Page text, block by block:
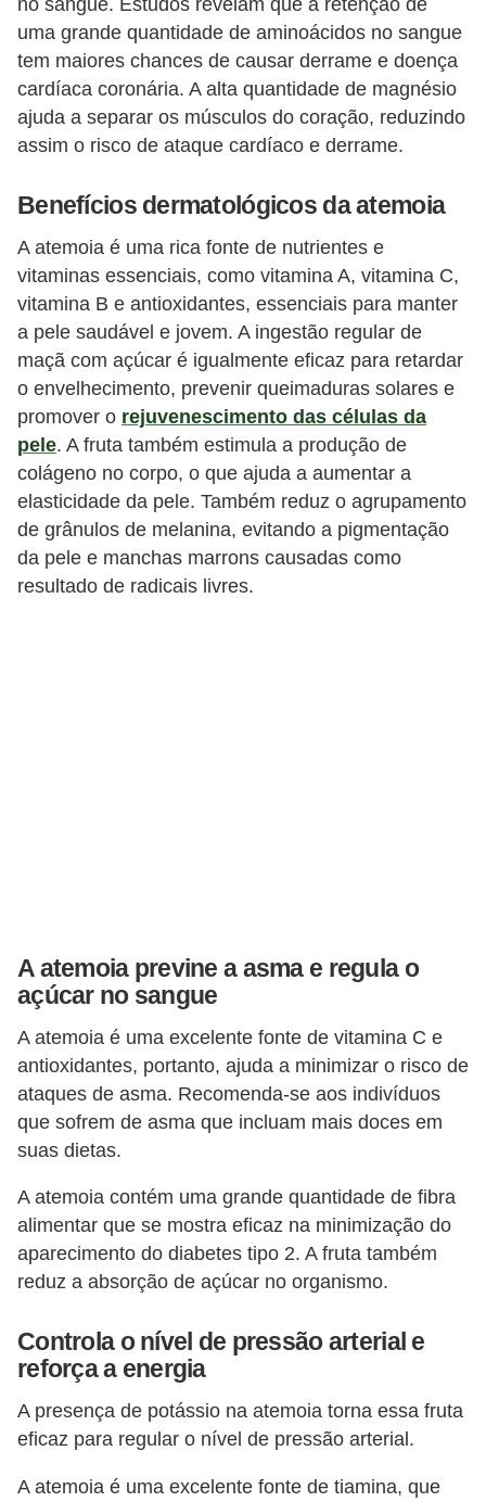
no sangue. Estudos revelam que a retenção de
uma grande quantidade de aminoácidos no sangue
tem maiores chances de causar derrame e doença
cardíaca coronária. A alta quantidade de magnésio
ajuda a separar os músculos do coração, reduzindo
assim o risco de ataque cardíaco e derrame.
Benefícios dermatológicos da atemoia
A atemoia é uma rica fonte de nutrientes e
vitaminas essenciais, como vitamina A, vitamina C,
vitamina B e antioxidantes, essenciais para manter
a pele saudável e jovem. A ingestão regular de
maçã com açúcar é igualmente eficaz para retardar
o envelhecimento, prevenir queimaduras solares e
promover o rejuvenescimento das células da
pele. A fruta também estimula a produção de
colágeno no corpo, o que ajuda a aumentar a
elasticidade da pele. Também reduz o agrupamento
de grânulos de melanina, evitando a pigmentação
da pele e manchas marrons causadas como
resultado de radicais livres.
A atemoia previne a asma e regula o
açúcar no sangue
A atemoia é uma excelente fonte de vitamina C e
antioxidantes, portanto, ajuda a minimizar o risco de
ataques de asma. Recomenda-se aos indivíduos
que sofrem de asma que incluam mais doces em
suas dietas.
A atemoia contém uma grande quantidade de fibra
alimentar que se mostra eficaz na minimização do
aparecimento do diabetes tipo 2. A fruta também
reduz a absorção de açúcar no organismo.
Controla o nível de pressão arterial e
reforça a energia
A presença de potássio na atemoia torna essa fruta
eficaz para regular o nível de pressão arterial.
A atemoia é uma excelente fonte de tiamina, que